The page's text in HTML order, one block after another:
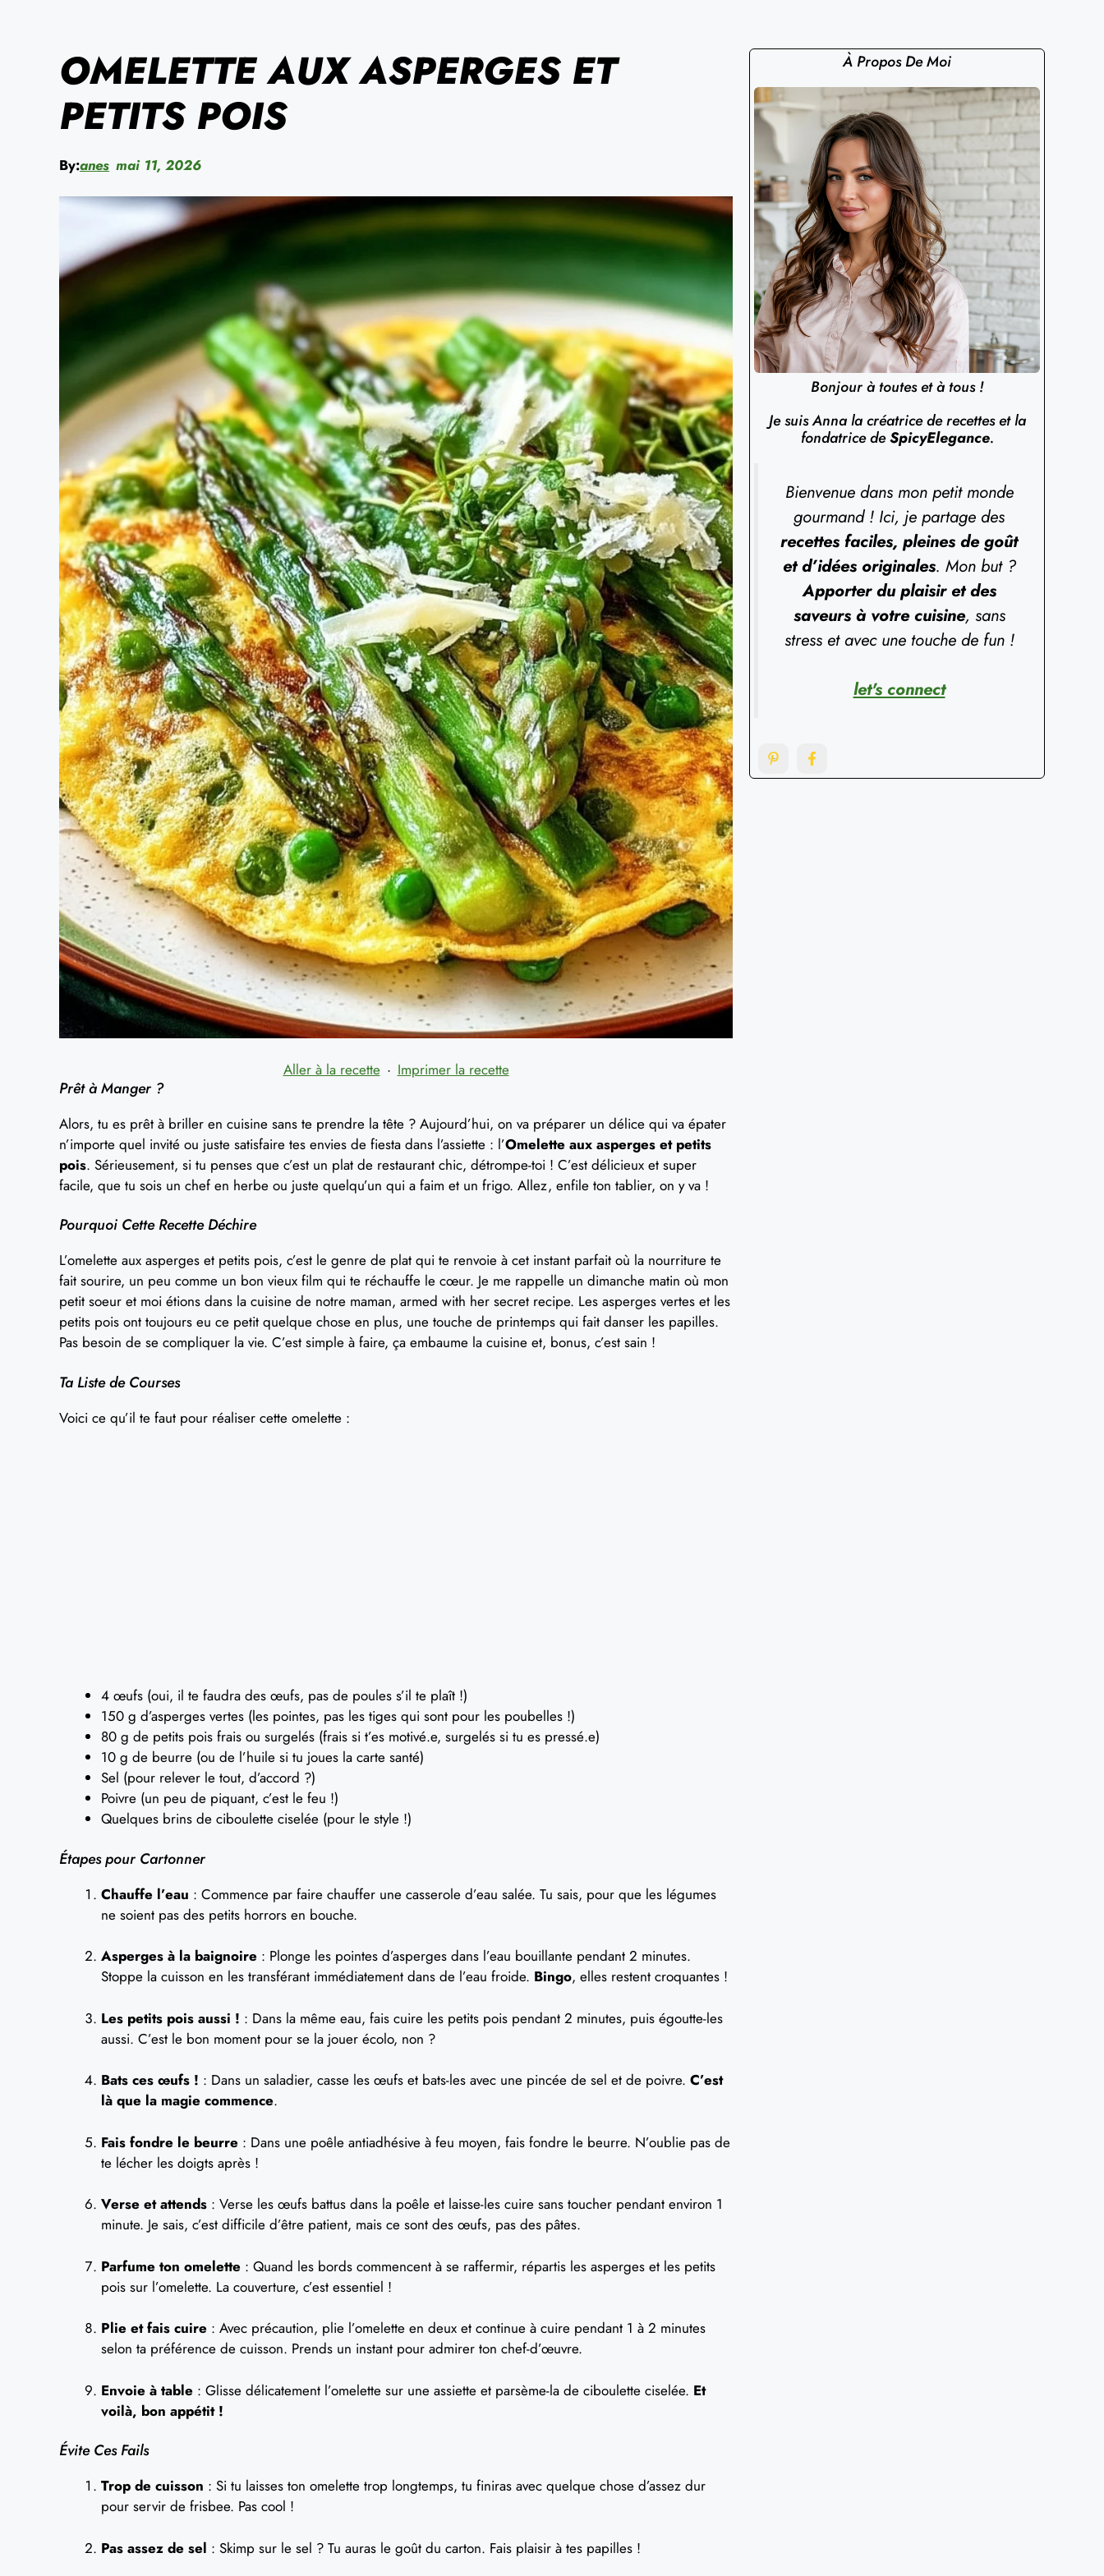
OMELETTE AUX ASPERGES ET
PETITS POIS
By:anes mai 11, 2026
Aller à la recette · Imprimer la recette
Prêt à Manger ?
Alors, tu es prêt à briller en cuisine sans te prendre la tête ? Aujourd’hui, on va préparer un délice qui va épater
n’importe quel invité ou juste satisfaire tes envies de fiesta dans l’assiette : l’Omelette aux asperges et petits
pois. Sérieusement, si tu penses que c’est un plat de restaurant chic, détrompe-toi ! C’est délicieux et super
facile, que tu sois un chef en herbe ou juste quelqu’un qui a faim et un frigo. Allez, enfile ton tablier, on y va !
Pourquoi Cette Recette Déchire
L’omelette aux asperges et petits pois, c’est le genre de plat qui te renvoie à cet instant parfait où la nourriture te
fait sourire, un peu comme un bon vieux film qui te réchauffe le cœur. Je me rappelle un dimanche matin où mon
petit soeur et moi étions dans la cuisine de notre maman, armed with her secret recipe. Les asperges vertes et les
petits pois ont toujours eu ce petit quelque chose en plus, une touche de printemps qui fait danser les papilles.
Pas besoin de se compliquer la vie. C’est simple à faire, ça embaume la cuisine et, bonus, c’est sain !
Ta Liste de Courses
Voici ce qu’il te faut pour réaliser cette omelette :
4 œufs (oui, il te faudra des œufs, pas de poules s’il te plaît !)
150 g d’asperges vertes (les pointes, pas les tiges qui sont pour les poubelles !)
80 g de petits pois frais ou surgelés (frais si t’es motivé.e, surgelés si tu es pressé.e)
10 g de beurre (ou de l’huile si tu joues la carte santé)
Sel (pour relever le tout, d’accord ?)
Poivre (un peu de piquant, c’est le feu !)
Quelques brins de ciboulette ciselée (pour le style !)
Étapes pour Cartonner
Chauffe l’eau : Commence par faire chauffer une casserole d’eau salée. Tu sais, pour que les légumes
ne soient pas des petits horrors en bouche.
Asperges à la baignoire : Plonge les pointes d’asperges dans l’eau bouillante pendant 2 minutes.
Stoppe la cuisson en les transférant immédiatement dans de l’eau froide. Bingo, elles restent croquantes !
Les petits pois aussi ! : Dans la même eau, fais cuire les petits pois pendant 2 minutes, puis égoutte-les
aussi. C’est le bon moment pour se la jouer écolo, non ?
Bats ces œufs ! : Dans un saladier, casse les œufs et bats-les avec une pincée de sel et de poivre. C’est
là que la magie commence.
Fais fondre le beurre : Dans une poêle antiadhésive à feu moyen, fais fondre le beurre. N’oublie pas de
te lécher les doigts après !
Verse et attends : Verse les œufs battus dans la poêle et laisse-les cuire sans toucher pendant environ 1
minute. Je sais, c’est difficile d’être patient, mais ce sont des œufs, pas des pâtes.
Parfume ton omelette : Quand les bords commencent à se raffermir, répartis les asperges et les petits
pois sur l’omelette. La couverture, c’est essentiel !
Plie et fais cuire : Avec précaution, plie l’omelette en deux et continue à cuire pendant 1 à 2 minutes
selon ta préférence de cuisson. Prends un instant pour admirer ton chef-d’œuvre.
Envoie à table : Glisse délicatement l’omelette sur une assiette et parsème-la de ciboulette ciselée. Et
voilà, bon appétit !
Évite Ces Fails
Trop de cuisson : Si tu laisses ton omelette trop longtemps, tu finiras avec quelque chose d’assez dur
pour servir de frisbee. Pas cool !
Pas assez de sel : Skimp sur le sel ? Tu auras le goût du carton. Fais plaisir à tes papilles !
À Propos De Moi
Bonjour à toutes et à tous !
Je suis Anna la créatrice de recettes et la
fondatrice deSpicyElegance.
Bienvenue dans mon petit monde
gourmand ! Ici, je partage des
recettes faciles, pleines de goût
et d’idées originales. Mon but ?
Apporter du plaisir et des
saveurs à votre cuisine, sans
stress et avec une touche de fun !
let's connect